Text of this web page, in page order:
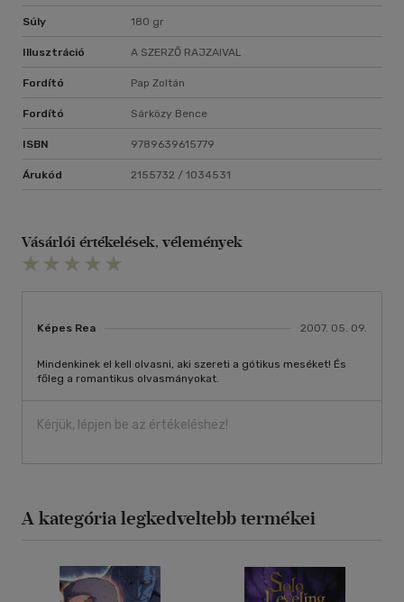
Súly 180 gr
Illusztráció A SZERZŐ RAJZAIVAL
Fordító Pap Zoltán
Fordító Sárközy Bence
ISBN 9789639615779
Árukód 2155732 / 1034531
Vásárlói értékelések, vélemények
Képes Rea 2007. 05. 09.
Mindenkinek el kell olvasni, aki szereti a gótikus meséket! És
főleg a romantikus olvasmányokat.
Kérjük, lépjen be az értékeléshez!
A kategória legkedveltebb termékei